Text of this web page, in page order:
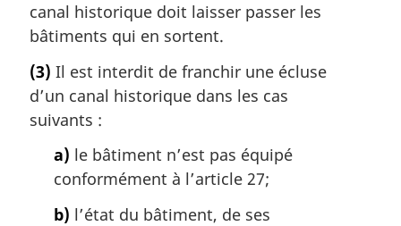
canal historique doit laisser passer les
bâtiments qui en sortent.
(3) Il est interdit de franchir une écluse
d’un canal historique dans les cas
suivants :
a) le bâtiment n’est pas équipé
conformément à l’article 27;
b) l’état du bâtiment, de ses